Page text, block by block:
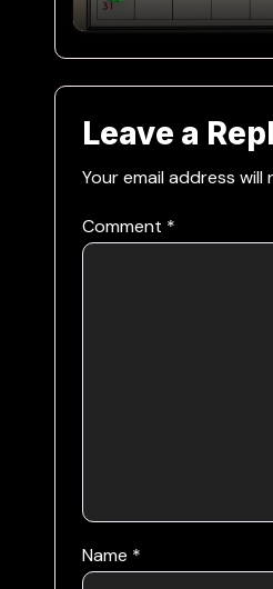
Leave a
Your email address
Comment *
Name *